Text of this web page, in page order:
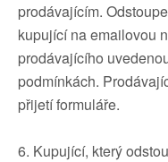
prodávajícím.
kupující na emailovou
prodávajícího
podmínkách.
přijetí formuláře.
6. Kupující, který